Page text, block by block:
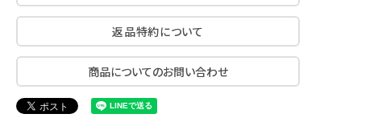
返品特約について
商品についてのお問い合わせ